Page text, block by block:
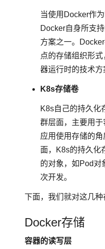
当使用Docker作
Docker自身所支
方案之一。
点的存储组织形
器运行时的技术方
K8s存储卷
K8s自己的持久化
群层面，主要用
应用使用存储的
面，K8s的持久化
的对象，如Pod对
次开发。
下面，我们就对这几种
Docker存储
容器的读写层